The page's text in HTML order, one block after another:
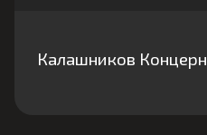
Калашников Концерн